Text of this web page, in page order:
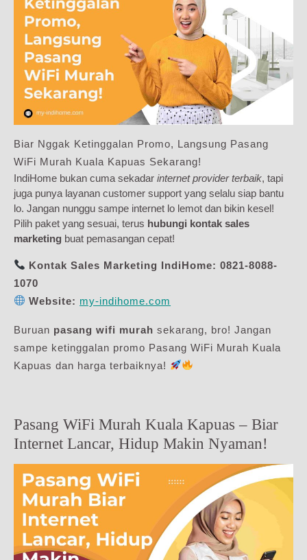
Biar Nggak Ketinggalan Promo, Langsung Pasang
WiFi Murah Kuala Kapuas Sekarang!
IndiHome bukan cuma sekadar internet provider terbaik, tapi
juga punya layanan customer support yang selalu siap bantu
lo. Jangan nunggu sampe internet lo lemot dan bikin kesel!
Pilih paket yang sesuai, terus hubungi kontak sales
marketing buat pemasangan cepat!
Kontak Sales Marketing IndiHome: 0821-8088-
1070
Website: my-indihome.com
Buruan pasang wifi murah sekarang, bro! Jangan
sampe ketinggalan promo Pasang WiFi Murah Kuala
Kapuas dan harga terbaiknya!
Pasang WiFi Murah Kuala Kapuas – Biar
Internet Lancar, Hidup Makin Nyaman!